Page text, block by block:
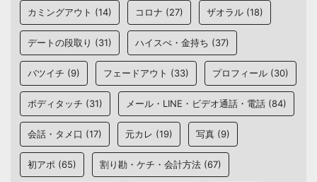
カミングアウト (14) コロナ (27) ザオラル (18)
デートの段取り (31) ハイスぺ・金持ち (37)
バツイチ (9) フェードアウト (33) プロフィール (30)
ボディタッチ (31) メール・LINE・ビデオ通話・電話 (84)
会話・タメ口 (17) 元カレ (19) 写真 (9)
初アポ (65) 割り勘・ケチ・会計方法 (67)